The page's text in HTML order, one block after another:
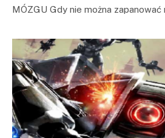
MÓZGU Gdy nie można zapanować